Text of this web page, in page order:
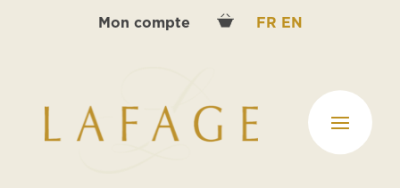
Mon compte FR EN